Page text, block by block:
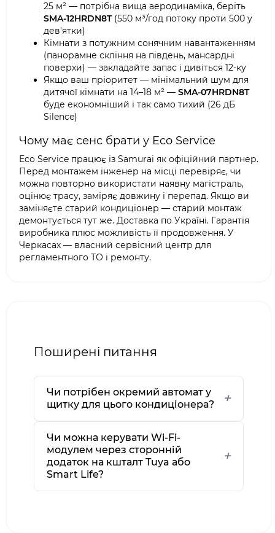
25 м² — потрібна вища аеродинаміка, беріть
SMA-12HRDN8T(550 м³/год потоку проти 500 у
дев'ятки)
Кімнати з потужним сонячним навантаженням
(панорамне скління на південь, мансардні
поверхи) — закладайте запас і дивіться 12-ку
Якщо ваш пріоритет — мінімальний шум для
дитячої кімнати на 14–18 м² — SMA-07HRDN8T
буде економніший і так само тихий (26 дБ
Silence)
Чому має сенс брати у Eco Service
Eco Service працює із Samurai як офіційний партнер.
Перед монтажем інженер на місці перевіряє, чи
можна повторно використати наявну магістраль,
оцінює трасу, заміряє довжину і перепад. Якщо ви
заміняєте старий кондиціонер — старий монтаж
демонтується тут же. Доставка по Україні. Гарантія
виробника плюс можливість її продовження. У
Черкасах — власний сервісний центр для
регламентного ТО і ремонту.
Поширені питання
Чи потрібен окремий автомат у
щитку для цього кондиціонера?
Чи можна керувати Wi-Fi-
модулем через сторонній
додаток на кшталт Tuya або
Smart Life?